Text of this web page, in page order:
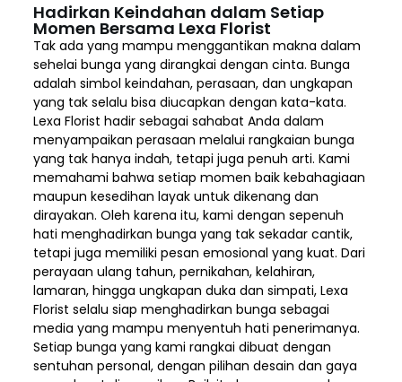
Hadirkan Keindahan dalam Setiap
Momen Bersama Lexa Florist
Tak ada yang mampu menggantikan makna dalam
sehelai bunga yang dirangkai dengan cinta. Bunga
adalah simbol keindahan, perasaan, dan ungkapan
yang tak selalu bisa diucapkan dengan kata-kata.
Lexa Florist hadir sebagai sahabat Anda dalam
menyampaikan perasaan melalui rangkaian bunga
yang tak hanya indah, tetapi juga penuh arti. Kami
memahami bahwa setiap momen baik kebahagiaan
maupun kesedihan layak untuk dikenang dan
dirayakan. Oleh karena itu, kami dengan sepenuh
hati menghadirkan bunga yang tak sekadar cantik,
tetapi juga memiliki pesan emosional yang kuat. Dari
perayaan ulang tahun, pernikahan, kelahiran,
lamaran, hingga ungkapan duka dan simpati, Lexa
Florist selalu siap menghadirkan bunga sebagai
media yang mampu menyentuh hati penerimanya.
Setiap bunga yang kami rangkai dibuat dengan
sentuhan personal, dengan pilihan desain dan gaya